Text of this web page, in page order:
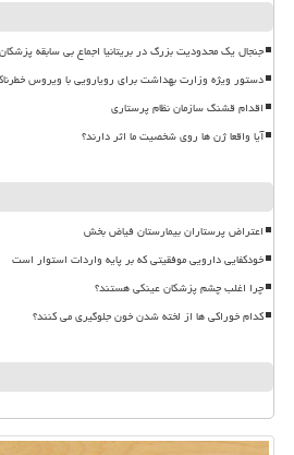
جنجال یک محدودیت بزرگ در بریتانیا اجماع بی سابقه پزشکان
دستور ویژه وزارت بهداشت برای رویارویی با ویروس
اقدام قشنگ سازمان نظام پرستاری
آیا واقعا ژن ها روی شخصیت ما اثر دارند؟
اعتراض پرستاران بیمارستان فیاض بخش
خودکفایی دارویی موفقیتی که بر پایه واردات استوار است
چرا اغلب چشم پزشکان عینکی هستند؟
کدام خوراکی ها از لخته شدن خون جلوگیری می کنند؟